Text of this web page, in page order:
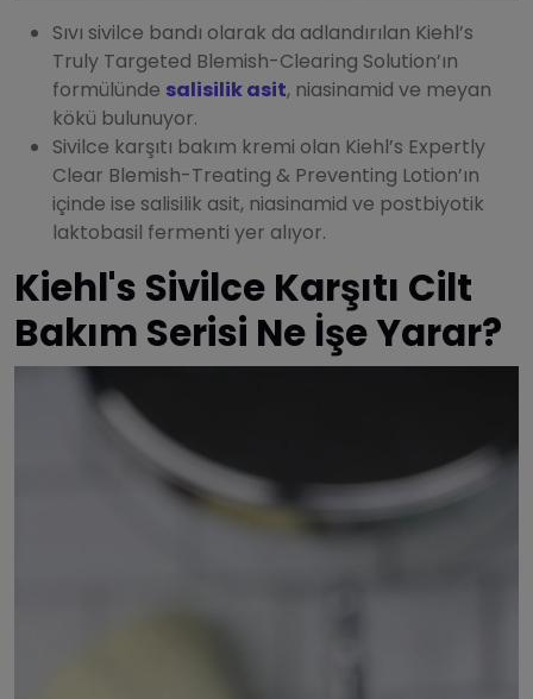
Sıvı sivilce bandı olarak da adlandırılan Kiehl’s
Truly Targeted Blemish-Clearing Solution’ın
formülünde salisilik asit, niasinamid ve meyan
kökü bulunuyor.
Sivilce karşıtı bakım kremi olan Kiehl’s Expertly
Clear Blemish-Treating & Preventing Lotion’ın
içinde ise salisilik asit, niasinamid ve postbiyotik
laktobasil fermenti yer alıyor.
Kiehl's Sivilce Karşıtı Cilt
Bakım Serisi Ne İşe Yarar?